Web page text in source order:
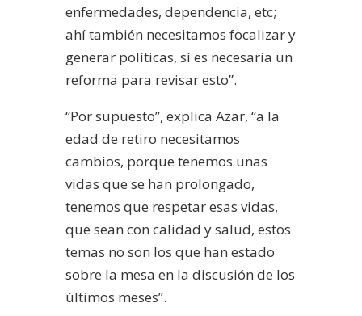
enfermedades, dependencia, etc;
ahí también necesitamos focalizar y
generar políticas, sí es necesaria un
reforma para revisar esto”.
“Por supuesto”, explica Azar, “a la
edad de retiro necesitamos
cambios, porque tenemos unas
vidas que se han prolongado,
tenemos que respetar esas vidas,
que sean con calidad y salud, estos
temas no son los que han estado
sobre la mesa en la discusión de los
últimos meses”.